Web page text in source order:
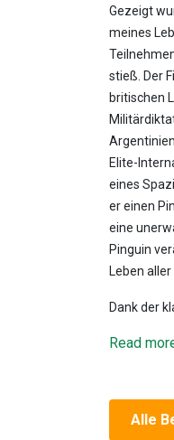
Gezeigt
meines
stieß. Der
britischen
Elite-
eines
er einen
eine
Pinguin
Leben
Dank der
Read
Alle